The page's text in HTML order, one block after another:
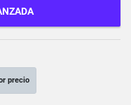
precio